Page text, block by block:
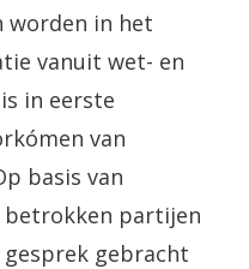
worden in het
vanuit wet- en
in eerste
van
basis van
betrokken partijen
gebracht